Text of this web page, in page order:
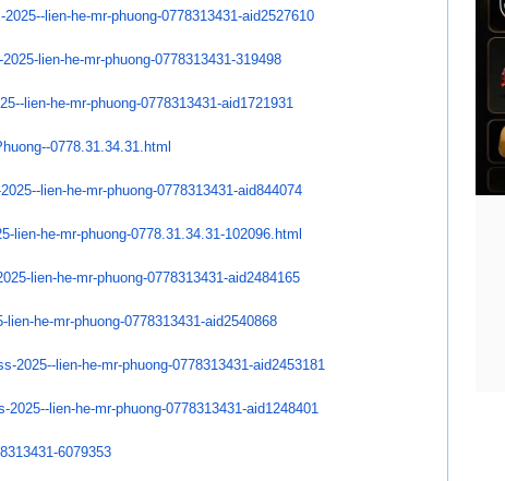
2025-- lien-he-mr-phuong-0778313431-aid2527610
lien-he-mr-phuong-0778313431-319498
lien-he-mr-phuong-0778313431-aid1721931
0778.31.34.31.html
lien-he-mr-phuong-0778313431-aid844074
lien-he-mr-phuong-0778.31.34.31-102096. html
lien-he-mr-phuong-0778313431-aid2484165
lien-he-mr-phuong-0778313431-aid2540868
2025-- lien-he-mr-phuong-0778313431-aid2453181
2025-- lien-he-mr-phuong-0778313431-aid1248401
6079353